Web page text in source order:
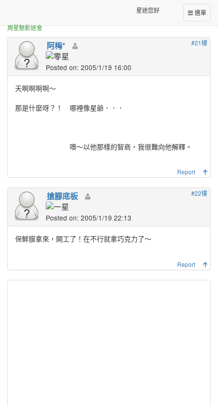
選單
星迷您好
周星馳影迷會
網路上面的照片....
#21樓
阿梅*
Posted on: 2005/1/19 16:00
天啊啊啊啊～
那是什麼呀？！ 哪裡像星爺．．．
噢～以他那樣的智商，我很難向他解釋。
Report
#22樓
搶腳底板
Posted on: 2005/1/19 22:13
保鮮膜拿來，開工了！在不行就拿巧克力了～
Report